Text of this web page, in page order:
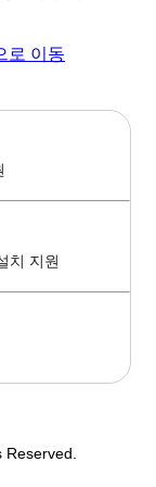
로 이동
치 지원